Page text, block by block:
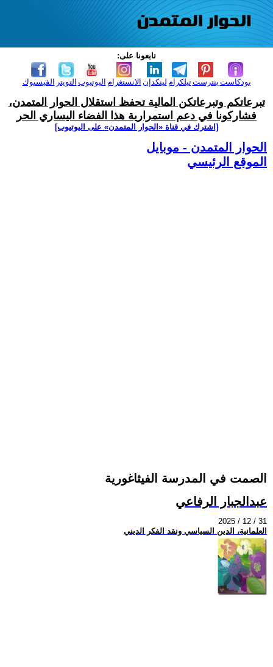
تابعونا على:
الفيسبوك التويتر اليوتيوب الانستغرام لينكدإن تيلكرامبنترست بودكاست
تبرعاتكم وتبرعاتكن المالية تحفظ استقلال الحوار المتمدن،
فشاركونا في دعم استمرارية هذا الفضاء اليساري الحر
[اشترك في قناة ‫«الحوار المتمدن» على اليوتيوب]
الحوار المتمدن - موبايل
الموقع الرئيسي
الصمت في المدرسة الفيثاغورية
عبدالجبار الرفاعي
2025 / 12 / 31
العلمانية، الدين السياسي ونقد الفكر الديني